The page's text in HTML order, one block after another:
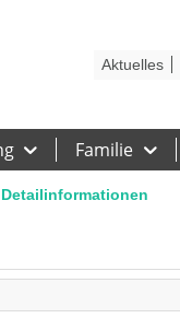
Familie
Aktuelles
Detailinformationen